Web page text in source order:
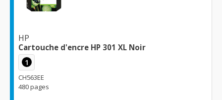
HP
Cartouche d'encre HP 301 XL Noir
1
CH563EE
480 pages